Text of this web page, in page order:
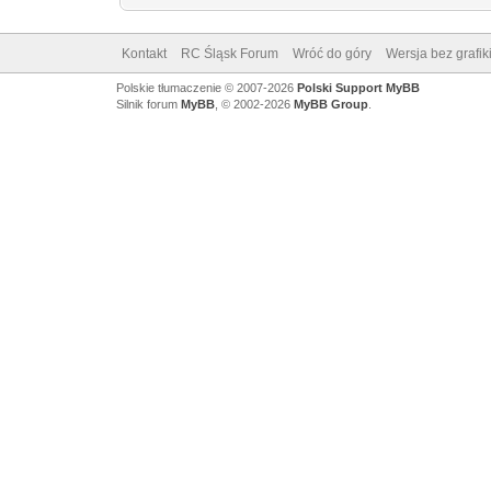
Kontakt RC Śląsk Forum Wróć do góry Wersja bez grafiki
Polskie tłumaczenie © 2007-2026 Polski Support MyBB
Silnik forum MyBB, © 2002-2026 MyBB Group.